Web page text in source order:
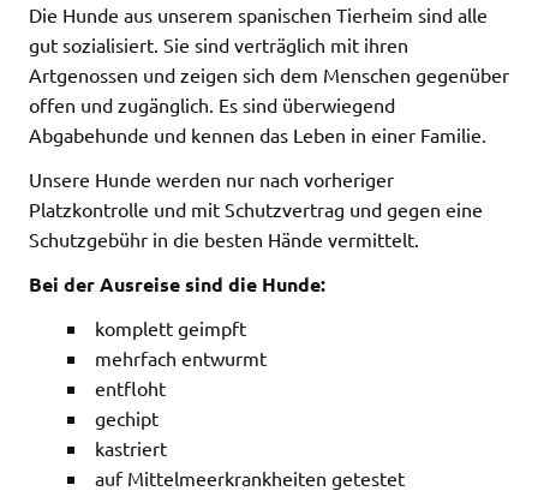
Die Hunde aus unserem spanischen Tierheim sind alle
gut sozialisiert. Sie sind verträglich mit ihren
Artgenossen und zeigen sich dem Menschen gegenüber
offen und zugänglich. Es sind überwiegend
Abgabehunde und kennen das Leben in einer Familie.
Unsere Hunde werden nur nach vorheriger
Platzkontrolle und mit Schutzvertrag und gegen eine
Schutzgebühr in die besten Hände vermittelt.
Bei der Ausreise sind die Hunde:
komplett geimpft
mehrfach entwurmt
entfloht
gechipt
kastriert
auf Mittelmeerkrankheiten getestet